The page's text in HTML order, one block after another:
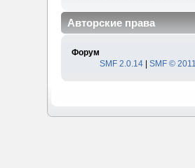
Авторские права
Форум
SMF 2.0.14 |SMF © 2011